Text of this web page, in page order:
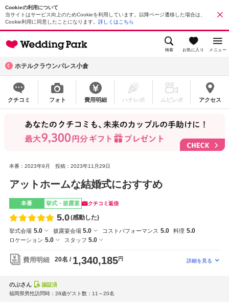
Cookieの利用について
当サイトはサービス向上のためCookieを利用しています。以降ページ遷移した場合は、
Cookie利用に同意したことになります。 詳しくはこちら
検索 お気に入り メニュー
ホテルクラウンパレス小倉
クチコミ フォト 費用明細 ハナレポ ムビレポ アクセス
本番：2023年9月 投稿：2023年11月29日
アットホームな結婚式におすすめ
本番 挙式・披露宴 クチコミ返信
5.0(感動した)
挙式会場 5.0 披露宴会場 5.0 コストパフォーマンス 5.0 料理 5.0
ロケーション 5.0 スタッフ 5.0
費用明細 20名 1,340,185円
のぶさん
認証済
福岡県男性訪問時：28歳ゲスト数：11～20名